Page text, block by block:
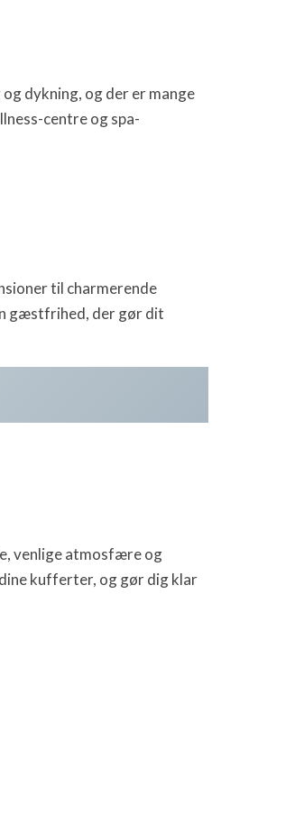
dykning, og der er mange
centre og spa-
til charmerende
gæstfrihed, der gør dit
venlige atmosfære og
kufferter, og gør dig klar